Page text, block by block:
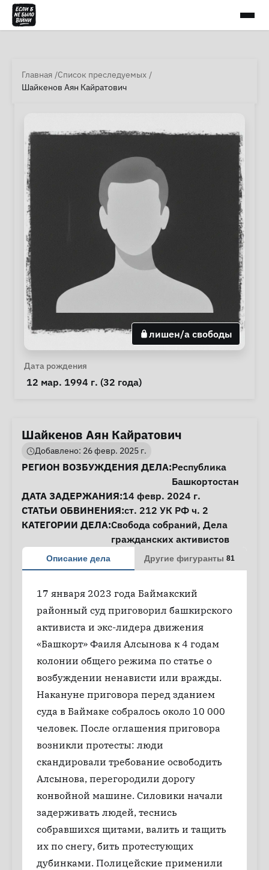
Главная Список преследуемых
Шайкенов Аян Кайратович
лишен/а свободы
Личная информация
Дата рождения
12 мар. 1994 г. (32 года)
Шайкенов Аян Кайратович
Добавлено: 26 февр. 2025 г.
Информация о деле
РЕГИОН ВОЗБУЖДЕНИЯ ДЕЛА:Республика
Башкортостан
ДАТА ЗАДЕРЖАНИЯ:14 февр. 2024 г.
СТАТЬИ ОБВИНЕНИЯ:ст. 212 УК РФ ч. 2
КАТЕГОРИИ ДЕЛА:Свобода собраний, Дела
гражданских активистов
Описание дела Другие фигуранты 81
17 января 2023 года Баймакский
районный суд приговорил башкирского
активиста и экс-лидера движения
«Башкорт» Фаиля Алсынова к 4 годам
колонии общего режима по статье о
возбуждении ненависти или вражды.
Накануне приговора перед зданием
суда в Баймаке собралось около 10 000
человек. После оглашения приговора
возникли протесты: люди
скандировали требование освободить
Алсынова, перегородили дорогу
конвойной машине. Силовики начали
задерживать людей, теснись
собравшихся щитами, валить и тащить
их по снегу, бить протестующих
дубинками. Полицейские применили